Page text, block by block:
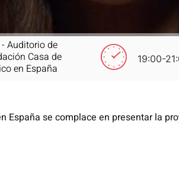
- Auditorio de
Casa de
en España
19:00-
España se complace en presentar la